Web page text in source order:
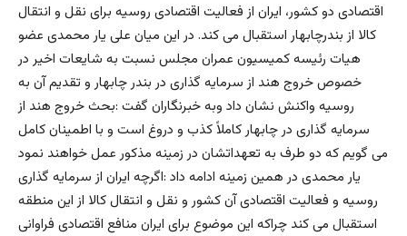
اقتصادى دو كشور، ايران از فعاليت اقتصادى روسيه براى نقل و انتقال
كالا از بندرچابهار استقبال مى كند. در این میان على يار محمدى عضو
هيات رئيسه كميسيون عمران مجلس نسبت به شايعات اخير در
خصوص خروج هند از سرمايه گذارى در بندر چابهار و تقديم آن به
روسيه واكنش نشان داد وبه خبرنگاران گفت :بحث خروج هند از
سرمايه گذارى در چابهار كاملاً كذب و دروغ است و با اطمينان كامل
مى گويم كه دو طرف به تعهداتشان در زمينه مذكور عمل خواهند نمود
يار محمدى در همين زمينه ادامه داد :اگرچه ايران از سرمايه گذارى
روسيه و فعاليت اقتصادى آن كشور و نقل و انتقال كالا از اين منطقه
استقبال مى كند چراكه اين موضوع براى ايران منافع اقتصادى فراوانى